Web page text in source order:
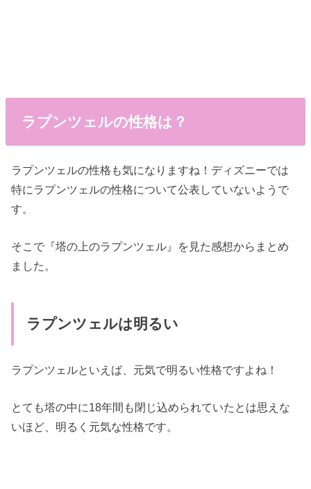
ラプンツェルの性格は？
ラプンツェルの性格も気になりますね！ディズニーでは
特にラプンツェルの性格について公表していないようで
す。
そこで『塔の上のラプンツェル』を見た感想からまとめ
ました。
ラプンツェルは明るい
ラプンツェルといえば、元気で明るい性格ですよね！
とても塔の中に18年間も閉じ込められていたとは思えな
いほど、明るく元気な性格です。